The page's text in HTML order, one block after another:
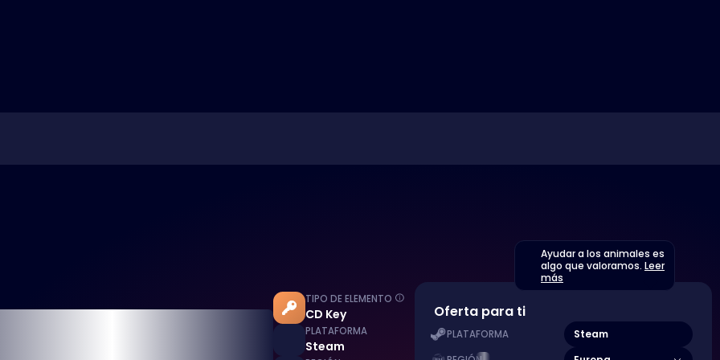
TIPO DE ELEMENTO
CD Key
PLATAFORMA
Steam
Ayudar a los animales es
algo que valoramos. Leer
más
Oferta para ti
PLATAFORMA Steam